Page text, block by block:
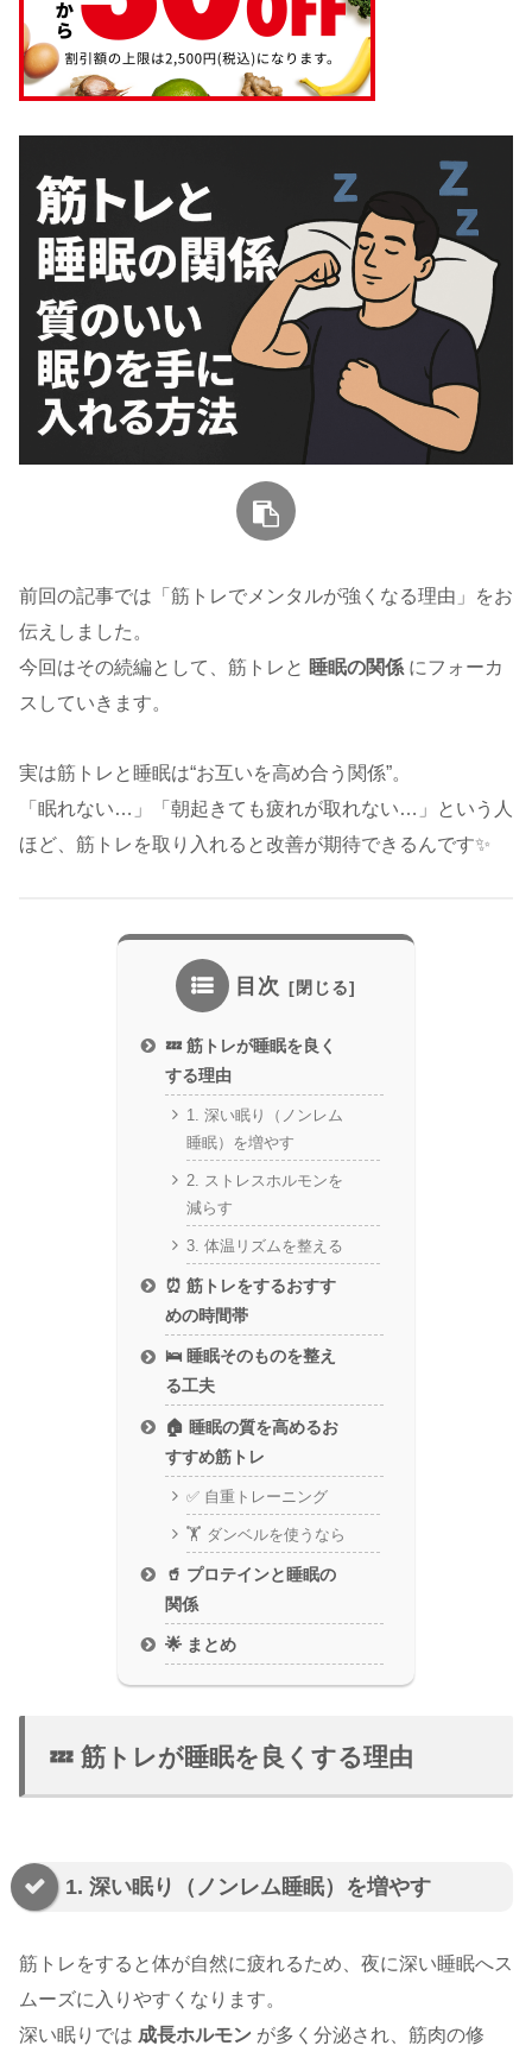
前回の記事では「筋トレでメンタルが強くなる理由」をお
伝えしました。
今回はその続編として、筋トレと 睡眠の関係 にフォーカ
スしていきます。
実は筋トレと睡眠は“お互いを高め合う関係”。
「眠れない…」「朝起きても疲れが取れない…」という人
ほど、筋トレを取り入れると改善が期待できるんです✨
目次
💤 筋トレが睡眠を良く
する理由
1. 深い眠り（ノンレム
睡眠）を増やす
2. ストレスホルモンを
減らす
3. 体温リズムを整える
⏰ 筋トレをするおすす
めの時間帯
🛌 睡眠そのものを整え
る工夫
🏠 睡眠の質を高めるお
すすめ筋トレ
✅ 自重トレーニング
🏋️ ダンベルを使うなら
🥤 プロテインと睡眠の
関係
🌟 まとめ
💤 筋トレが睡眠を良くする理由
1. 深い眠り（ノンレム睡眠）を増やす
筋トレをすると体が自然に疲れるため、夜に深い睡眠へス
ムーズに入りやすくなります。
深い眠りでは 成長ホルモン が多く分泌され、筋肉の修